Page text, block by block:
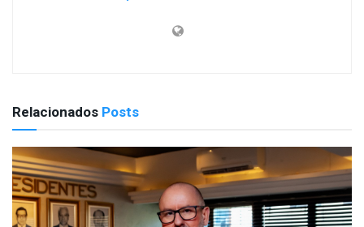
Relacionados Posts